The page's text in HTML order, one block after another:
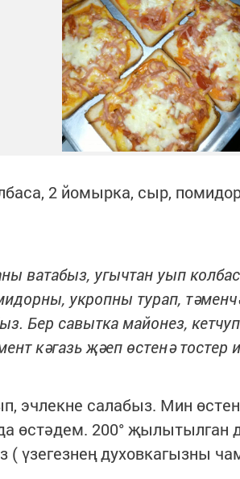
2 йомырка, сыр,
ватабыз, угычтан уып
укропны турап,
Бер савытка майонез,
кәгазь җәеп өстенә тостер
эчлекне салабыз. Мин
өстәдем. 200° җылытылган
( үзегезнең духовкагызны